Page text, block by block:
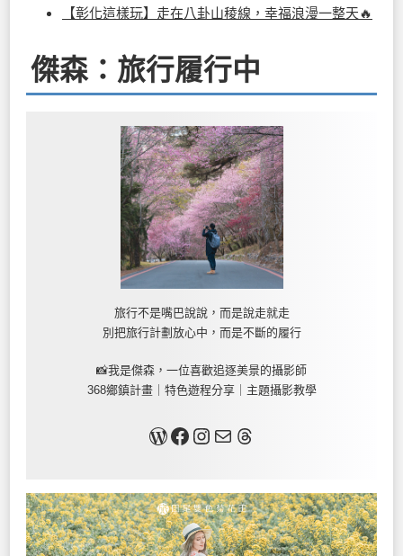
【彰化這樣玩】走在八卦山稜線，幸福浪漫一整天🔥
傑森：旅行履行中
旅行不是嘴巴說說，而是說走就走
別把旅行計劃放心中，而是不斷的履行
📸我是傑森，一位喜歡追逐美景的攝影師
368鄉鎮計畫｜特色遊程分享｜主題攝影教學
關於我Facebook InstagramMail Threads